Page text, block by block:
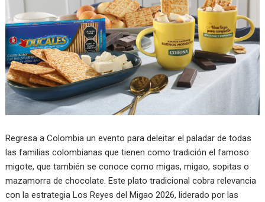
Regresa a Colombia un evento para deleitar el paladar de todas
las familias colombianas que tienen como tradición el famoso
migote, que también se conoce como migas, migao, sopitas o
mazamorra de chocolate. Este plato tradicional cobra relevancia
con la estrategia Los Reyes del Migao 2026, liderado por las